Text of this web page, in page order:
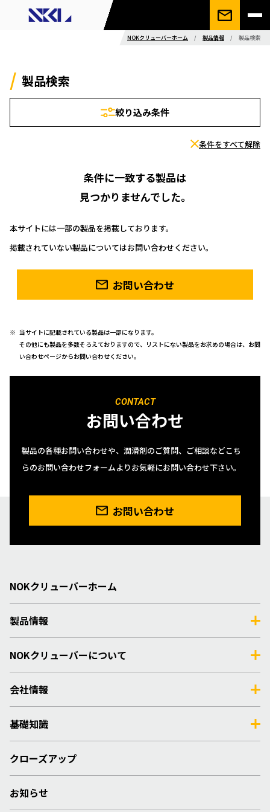
NOKクリューバーホーム / 製品情報 / 製品検索
製品検索
絞り込み条件
条件をすべて解除
条件に一致する製品は
見つかりませんでした。
本サイトには一部の製品を掲載しております。
掲載されていない製品についてはお問い合わせください。
お問い合わせ
当サイトに記載されている製品は一部になります。
その他にも製品を多数そろえておりますので、リストにない製品をお求めの場合は、お問
い合わせページからお問い合わせください。
CONTACT
お問い合わせ
製品の各種お問い合わせや、潤滑剤のご質問、ご相談などこち
らのお問い合わせフォームよりお気軽にお問い合わせ下さい。
お問い合わせ
NOKクリューバーホーム
製品情報
NOKクリューバーについて
会社情報
基礎知識
クローズアップ
お知らせ